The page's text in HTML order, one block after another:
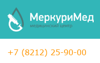
+7 (8212) 25-90-00